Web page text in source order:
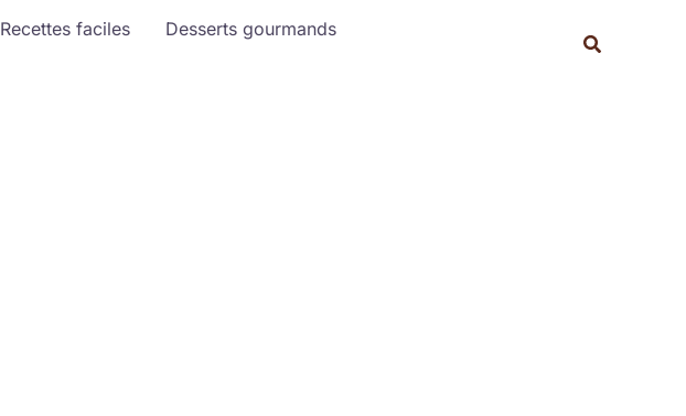
Recettes faciles
Desserts gourmands
Rechercher